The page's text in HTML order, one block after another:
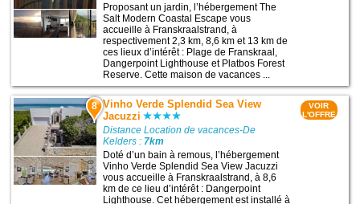
Proposant un jardin, l’hébergement The
Salt Modern Coastal Escape vous
accueille à Franskraalstrand, à
respectivement 2,3 km, 8,6 km et 13 km de
ces lieux d’intérêt : Plage de Franskraal,
Dangerpoint Lighthouse et Platbos Forest
Reserve. Cette maison de vacances ...
8 Vinho Verde Splendid Sea View
Jacuzzi
Distance Location de vacances-De
Kelders : 7km
Doté d’un bain à remous, l’hébergement
Vinho Verde Splendid Sea View Jacuzzi
vous accueille à Franskraalstrand, à 8,6
km de ce lieu d’intérêt : Dangerpoint
Lighthouse. Cet hébergement est installé à
VOIR
L'OFFRE